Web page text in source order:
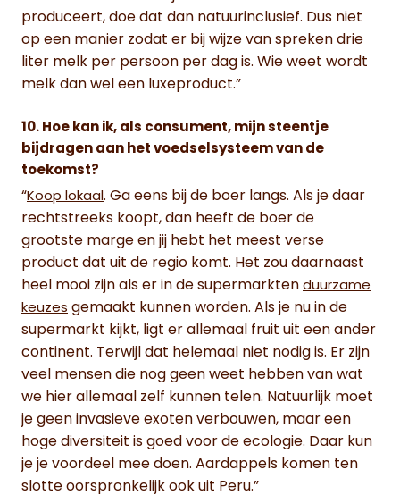
produceert, doe dat dan natuurinclusief. Dus niet
op een manier zodat er bij wijze van spreken drie
liter melk per persoon per dag is. Wie weet wordt
melk dan wel een luxeproduct.”
10. Hoe kan ik, als consument, mijn steentje
bijdragen aan het voedselsysteem van de
toekomst?
“Koop lokaal . Ga eens bij de boer langs. Als je daar
rechtstreeks koopt, dan heeft de boer de
grootste marge en jij hebt het meest verse
product dat uit de regio komt. Het zou daarnaast
heel mooi zijn als er in de supermarkten duurzame
keuzes gemaakt kunnen worden. Als je nu in de
supermarkt kijkt, ligt er allemaal fruit uit een ander
continent. Terwijl dat helemaal niet nodig is. Er zijn
veel mensen die nog geen weet hebben van wat
we hier allemaal zelf kunnen telen. Natuurlijk moet
je geen invasieve exoten verbouwen, maar een
hoge diversiteit is goed voor de ecologie. Daar kun
je je voordeel mee doen. Aardappels komen ten
slotte oorspronkelijk ook uit Peru.”